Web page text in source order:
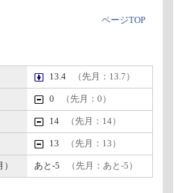
ページTOP
13.4 （先月：13.7）
0 （先月：0）
14 （先月：14）
13 （先月：13）
あと-5 （先月：あと-5）